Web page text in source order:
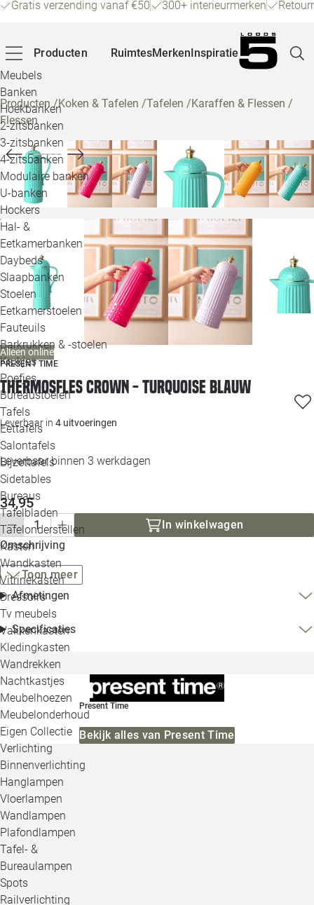
Gratis verzending vanaf €50 300+ interieurmerken
Producten
Meubels
Banken
Hoekbanken
2-zitsbanken
3-zitsbanken
4-zitsbanken
Modulaire banken
U-banken
Hockers
Hal- &
Eetkamerbanken
Daybeds
Slaapbanken
Stoelen
Eetkamerstoelen
Fauteuils
Barkrukken & -stoelen
Krukjes
Poefjes
Bureaustoelen
Tafels
Eettafels
Salontafels
Bijzettafels
Sidetables
Bureaus
Tafelbladen
Tafelonderstellen
Kasten
Wandkasten
Vitrinekasten
Dressoirs
Tv meubels
Vakkenkasten
Kledingkasten
Wandrekken
Nachtkastjes
Meubelhoezen
Meubelonderhoud
Eigen Collectie
Verlichting
Binnenverlichting
Hanglampen
Vloerlampen
Wandlampen
Plafondlampen
Tafel- &
Bureaulampen
Spots
Railverlichting
RuimtesMerkenInspiratie
Producten/Koken & Tafelen /Tafelen /Karaffen & Flessen /
Flessen
Alleen online
PRESENT TIME
Thermosfles Crown - Turquoise blauw
Leverbaar in 4 uitvoeringen
Leverbaar binnen 3 werkdagen
34,95
In winkelwagen
Omschrijving
Toon meer
Afmetingen
Specificaties
Present Time
Bekijk alles van Present Time